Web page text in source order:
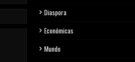
Diaspora
Económicas
Mundo